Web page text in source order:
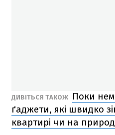
ДИВІТЬСЯ ТАКОЖ
Поки
ґаджети, які швидко
квартирі чи на